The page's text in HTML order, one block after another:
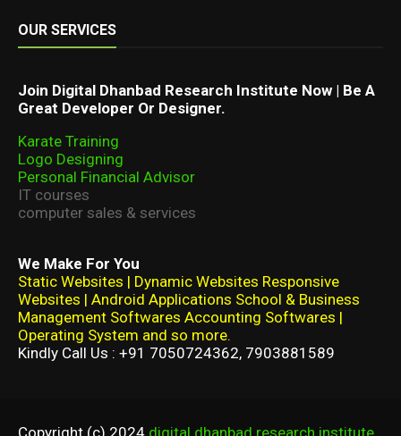
OUR SERVICES
Join Digital Dhanbad Research Institute Now | Be A
Great Developer Or Designer.
Karate Training
Logo Designing
Personal Financial Advisor
IT courses
computer sales & services
We Make For You
Static Websites | Dynamic Websites Responsive
Websites | Android Applications School & Business
Management Softwares Accounting Softwares |
Operating System and so more.
Kindly Call Us : +91 7050724362, 7903881589
Copyright (c) 2024 digital dhanbad research institute